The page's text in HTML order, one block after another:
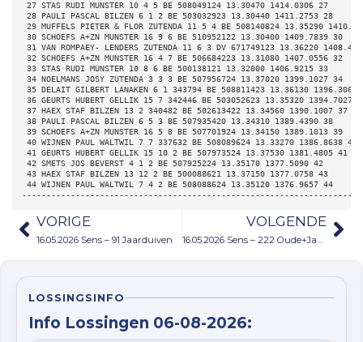
27 STAS RUDI MUNSTER 10 4 5 BE 508049124 13.30470 1414.0306 27
28 PAULI PASCAL BILZEN 6 1 2 BE 503032923 13.30440 1411.2753 28
29 MUFFELS PIETER & FLOR ZUTENDA 11 5 4 BE 508140824 13.35290
30 SCHOEFS A+ZN MUNSTER 16 9 6 BE 510952122 13.30400 1409.7839 30
31 VAN ROMPAEY- LENDERS ZUTENDA 11 6 3 DV 671749123 13.36220
32 SCHOEFS A+ZN MUNSTER 16 4 7 BE 506684223 13.31080 1407.0556 32
33 STAS RUDI MUNSTER 10 8 6 BE 500138121 13.32000 1406.9215 33
34 NOELMANS JOSY ZUTENDA 3 3 3 BE 507956724 13.37020 1399.1027 34
35 DELAIT GILBERT LANAKEN 6 1 343794 BE 508811423 13.36130
36 GEURTS HUBERT GELLIK 15 7 342446 BE 503052623 13.35320 1394.7027
37 HAEX STAF BILZEN 13 2 340482 BE 502613422 13.34560 1390.1007 37
38 PAULI PASCAL BILZEN 6 5 3 BE 507935420 13.34310 1389.4390 38
39 SCHOEFS A+ZN MUNSTER 16 5 8 BE 507701924 13.34150 1389.1013 39
40 WIJNEN PAUL WALTWIL 7 7 337632 BE 508089624 13.33270 1386.8638 40
41 GEURTS HUBERT GELLIK 15 10 2 BE 507973524 13.37530 1381.4805 41
42 SMETS JOS BEVERST 4 1 2 BE 507925224 13.35170 1377.5090 42
43 HAEX STAF BILZEN 13 12 2 BE 500088621 13.37150 1377.0758 43
44 WIJNEN PAUL WALTWIL 7 4 2 BE 508088624 13.35120 1376.9657 44
VORIGE
16.05.2026 Sens – 91 Jaarduiven
VOLGENDE
16.05.2026 Sens – 222 Oude+Jaarduiven
LOSSINGSINFO
Info Lossingen 06-08-2026: